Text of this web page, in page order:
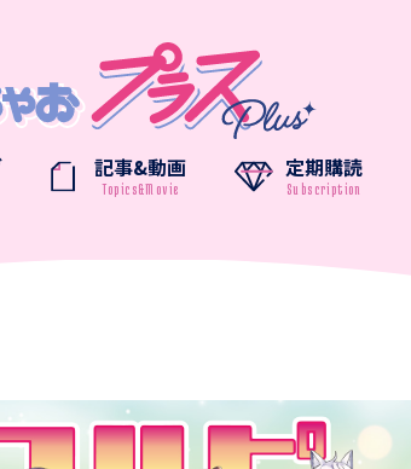
記事&動画 定期購読